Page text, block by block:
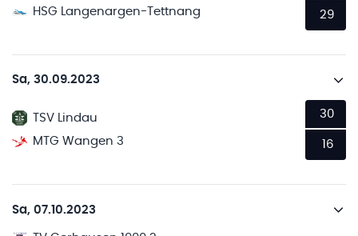
HSG Langenargen-Tettnang
29
Sa, 30.09.2023
TSV Lindau
MTG Wangen 3
30
16
Sa, 07.10.2023